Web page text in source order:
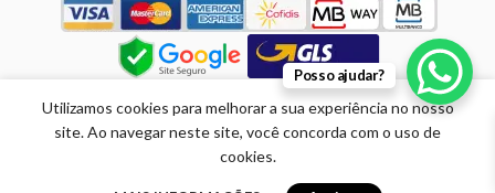
Utilizamos cookies para melhorar a sua experiência no nosso
site. Ao navegar neste site, você concorda com o uso de
cookies.
Magic Styling Plastic
2,50€1,88€
Promoção válida
de 01/04/2026
Posso ajudar?